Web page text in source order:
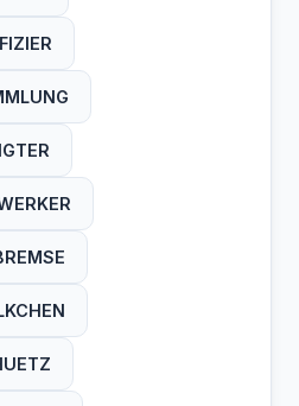
STOCKGRANATE
STRAMMSTEHEN
STURMANGRIFF
TAMBOURMAJOR
TRUDELBECHER
UEBERLAEUFER
UEBUNGSPLATZ
VERBANDPLATZ
SPLITTERWIRKUNG
TORNISTERKLAPPE
ZIELEINRICHTUNG